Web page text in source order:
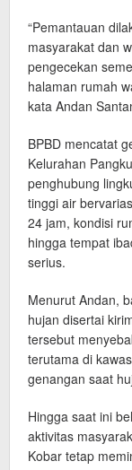
“Pemantauan
masyarakat dan
pengecekan
halaman rumah
kata Andan
BPBD mencatat
Kelurahan
penghubung
tinggi air
24 jam, kondisi
hingga tempat
serius.
Menurut Andan,
hujan disertai
tersebut
terutama di
genangan saat
Hingga saat ini
aktivitas
Kobar tetap